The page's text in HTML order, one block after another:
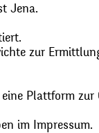
Jena.
zur
Plattform
im Impressum.